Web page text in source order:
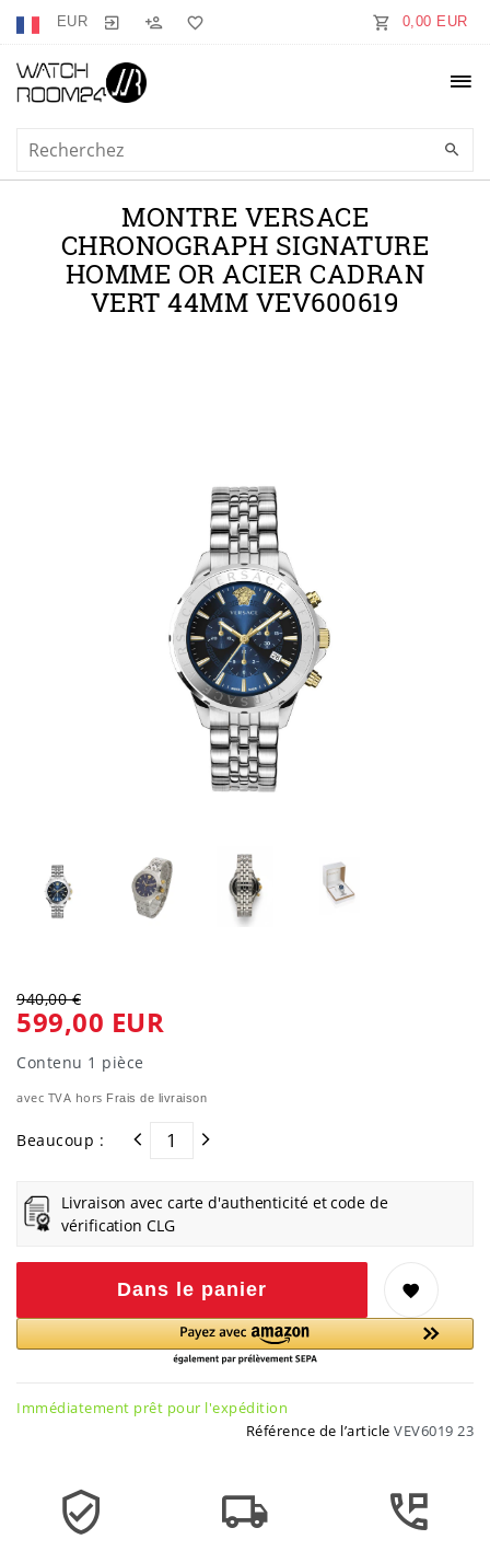
EUR 0,00 EUR
MONTRE VERSACE
CHRONOGRAPH SIGNATURE
HOMME OR ACIER CADRAN
VERT 44MM VEV600619
940,00 €
599,00 EUR
Contenu 1 pièce
avec TVA hors Frais de livraison
Beaucoup :
Livraison avec carte d'authenticité et code de
vérification CLG
Dans le panier
Immédiatement prêt pour l'expédition
Référence de l’article VEV6019 23